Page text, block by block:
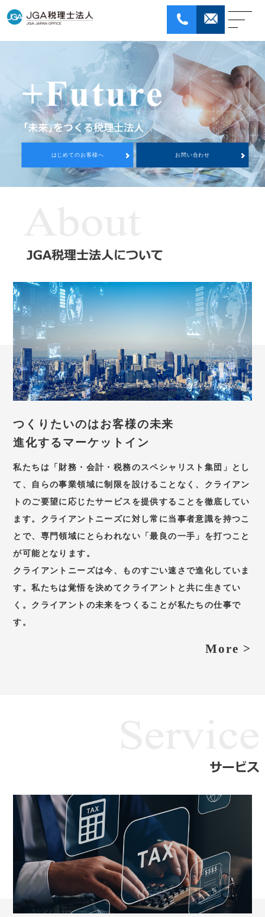
サービス
JGA税理士法人について
コラム
お問い合わせ
個人情報保護方針
はじめてのお客様へ お問い合わせ
つくりたいのはお客様の未来
進化するマーケットイン
私たちは「財務・会計・税務のスペシャリスト集団」とし
て、自らの事業領域に制限を設けることなく、クライアン
トのご要望に応じたサービスを提供することを徹底してい
ます。クライアントニーズに対し常に当事者意識を持つこ
とで、専門領域にとらわれない「最良の一手」を打つこと
が可能となります。
クライアントニーズは今、ものすごい速さで進化していま
す。私たちは覚悟を決めてクライアントと共に生きてい
く。クライアントの未来をつくることが私たちの仕事で
す。
More >